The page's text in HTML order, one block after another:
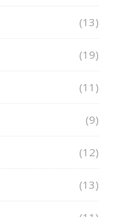
(13)
(19)
(11)
(9)
(12)
(13)